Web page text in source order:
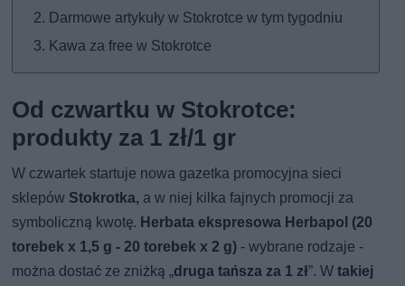
Darmowe artykuły w Stokrotce w tym tygodniu
Kawa za free w Stokrotce
Od czwartku w Stokrotce:
produkty za 1 zł/1 gr
W czwartek startuje nowa gazetka promocyjna sieci
sklepów Stokrotka, a w niej kilka fajnych promocji za
symboliczną kwotę. Herbata ekspresowa Herbapol (20
torebek x 1,5 g - 20 torebek x 2 g) - wybrane rodzaje -
można dostać ze zniżką „druga tańsza za 1 zł”. Wtakiej